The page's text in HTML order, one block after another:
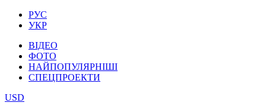
РУС
УКР
ВІДЕО
ФОТО
НАЙПОПУЛЯРНІШІ
СПЕЦПРОЕКТИ
USD